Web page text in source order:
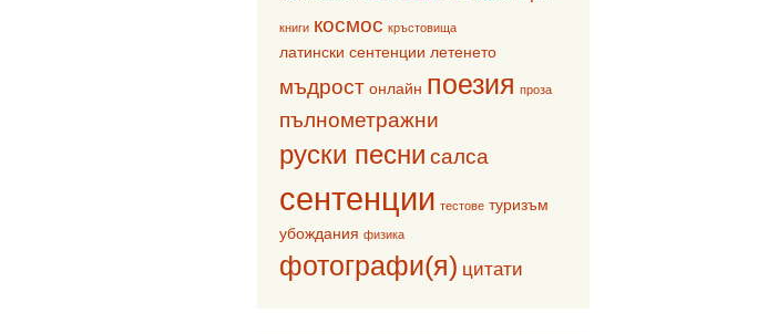
книги космос кръстовища
латински сентенции летенето
мъдрост онлайн поезия проза
пълнометражни
руски песни салса
сентенции тестове туризъм
убождания физика
фотографи(я) цитати